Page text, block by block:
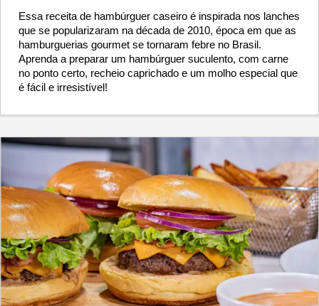
Essa receita de hambúrguer caseiro é inspirada nos lanches
que se popularizaram na década de 2010, época em que as
hamburguerias gourmet se tornaram febre no Brasil.
Aprenda a preparar um hambúrguer suculento, com carne
no ponto certo, recheio caprichado e um molho especial que
é fácil e irresistível!